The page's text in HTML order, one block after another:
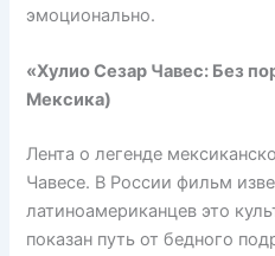
эмоционально.
«Хулио Сезар Чавес: Без
Мексика)
Лента о легенде
Чавесе. В России фильм
латиноамериканцев это
показан путь от бедного